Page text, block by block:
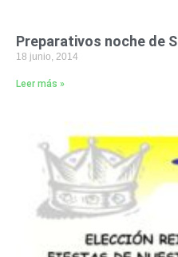
Preparativos noche de
18 junio, 2014
Leer más »